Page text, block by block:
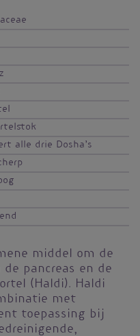
alle drie Dosha’s
middel om de
pancreas en de
(Haldi). Haldi
met
toepassing bij